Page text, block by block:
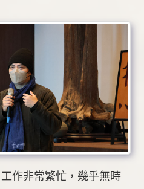
作非常繁忙，幾乎無時